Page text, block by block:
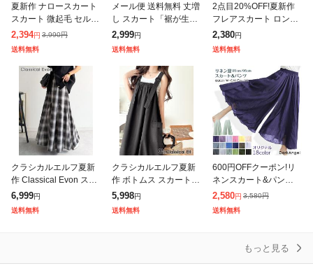
夏新作 ナロースカート
スカート 微起毛 セルフ
カット プリーツ ロング
丈 タイト ウエストゴム
レディース [郵3]^b488
2,394円 3,990円
送料無料
メール便 送料無料 丈増
し スカート「裾が生ま
れ変わる」 シフォン ペ
チコート ペチスカート
ペチコートスカート ロ
ングスカート
2,999円
送料無料
2点目20%OFF!夏新作
フレアスカート ロング
スカート ミモレスカー
ト レディース 裏地なし
ハイウエスト ウエスト
ゴム 着
2,380円
送料無料
クラシカルエルフ夏新
作 Classical Evon スカ
ート ロング マキシ丈
ボトムス レディース オ
ンブレチェック マーメ
6,999円
送料無料
クラシカルエルフ夏新
作 ボトムス スカート
レディース 着回し自在
リネンライク素材 胸元
ギャザー ポケット Aラ
5,998円
送料無料
600円OFFクーポン!リ
ネンスカート&パンツ
フレアスカート ワイド
パンツ ラップパンツ ラ
ップスカート レディー
2,580円 3,580円
送料無料
もっと見る